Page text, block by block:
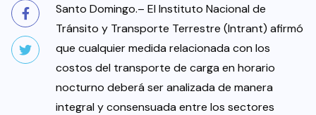
Santo Domingo.– El Instituto Nacional de
Tránsito y Transporte Terrestre (Intrant) afirmó
que cualquier medida relacionada con los
costos del transporte de carga en horario
nocturno deberá ser analizada de manera
integral y consensuada entre los sectores